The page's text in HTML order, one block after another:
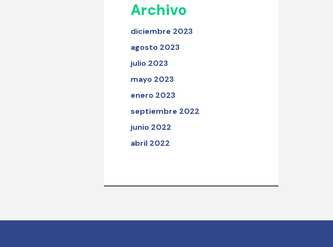
Archivo
diciembre 2023
agosto 2023
julio 2023
mayo 2023
enero 2023
septiembre 2022
junio 2022
abril 2022